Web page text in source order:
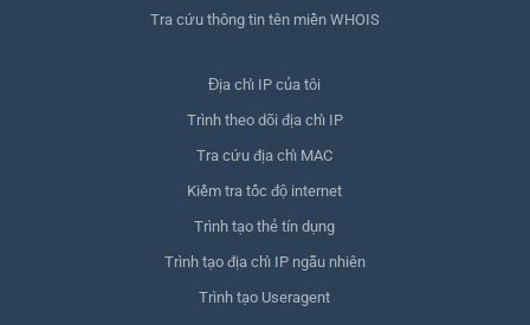
Tra cứu thông tin tên miền WHOIS
Địa chỉ IP của tôi
Trình theo dõi địa chỉ IP
Tra cứu địa chỉ MAC
Kiểm tra tốc độ internet
Trình tạo thẻ tín dụng
Trình tạo địa chỉ IP ngẫu nhiên
Trình tạo Useragent